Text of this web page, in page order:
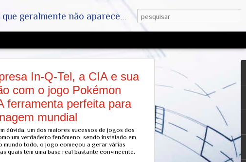
SAIAM DA MATRIX !! A VERDADE ESTÁ LA FORA
In-Q-Tel, a CIA e sua
com o jogo Pokémon
ferramenta perfeita para
mundial
dúvida, um dos maiores sucessos de jogos dos
um verdadeiro fenômeno, sendo instalado em
mundo todo, o jogo começou a gerar várias
quais têm uma base real bastante convincente.